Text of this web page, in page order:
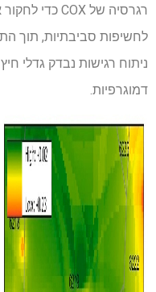
ניתוח רגישות נבדק גדלי
דמוגרפיות.